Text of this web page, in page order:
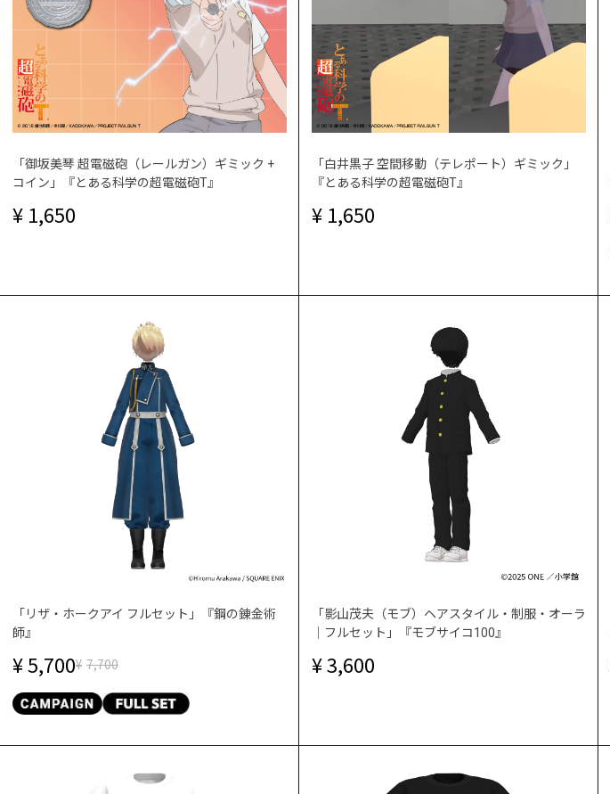
「御坂美琴 超電磁砲（レールガン）ギミック +
コイン」『とある科学の超電磁砲T』
1,650
「白井黒子 空間移動（テレポート）ギミック」
『とある科学の超電磁砲T』
1,650
「リザ・ホークアイ フルセット」『鋼の錬金術
師』
5,700 7,700
「影山茂夫（モブ）ヘアスタイル・制服・オーラ
｜フルセット」『モブサイコ100』
3,600